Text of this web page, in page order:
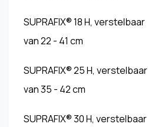
SUPRAFIX® 18 H, verstelbaar
van 22 - 41 cm
SUPRAFIX® 25 H, verstelbaar
van 35 - 42 cm
SUPRAFIX® 30 H, verstelbaar